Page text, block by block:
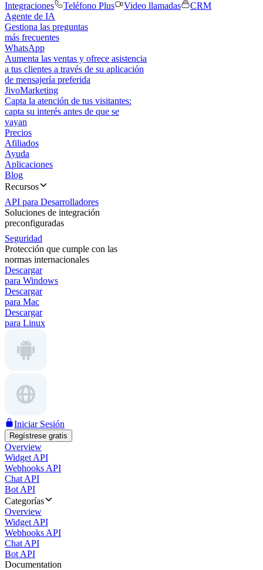
Integraciones
Teléfono Plus Video llamadas
CRM
Agente de IA
Gestiona las preguntas
más frecuentes
WhatsApp
Aumenta las ventas y ofrece asistencia
a tus clientes a través de su aplicación
de mensajería preferida
JivoMarketing
Capta la atención de tus visitantes:
capta su interés antes de que se
vayan
Precios
Afiliados
Ayuda
Aplicaciones
Blog
Recursos
API para Desarrolladores
Soluciones de integración
preconfiguradas
Seguridad
Protección que cumple con las
normas internacionales
Descargar
para Windows
Descargar
para Mac
Descargar
para Linux
Iniciar Sesión
Regístrese gratis
Overview
Widget API
Webhooks API
Chat API
Bot API
Categorías
Overview
Widget API
Webhooks API
Chat API
Bot API
Documentation